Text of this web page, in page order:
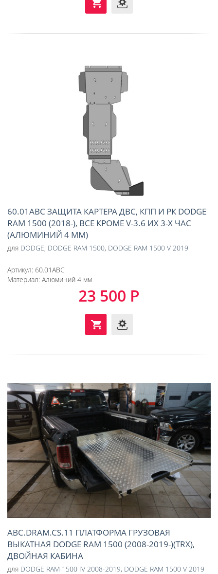
60.01ABC ЗАЩИТА КАРТЕРА ДВС, КПП И РК DODGE
RAM 1500 (2018-), ВСЕ КРОМЕ V-3.6 ИХ 3-Х ЧАС
(АЛЮМИНИЙ 4 ММ)
для DODGE, DODGE RAM 1500, DODGE RAM 1500 V 2019
Артикул: 60.01ABC
Материал: Алюминий 4 мм
23 500 Р
АВС.DRAM.CS.11 ПЛАТФОРМА ГРУЗОВАЯ
ВЫКАТНАЯ DODGE RAM 1500 (2008-2019-)(TRX),
ДВОЙНАЯ КАБИНА
для DODGE RAM 1500 IV 2008-2019, DODGE RAM 1500 V 2019